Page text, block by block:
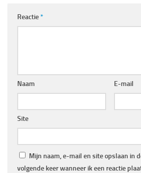
Reactie*
Naam E-mail
Site
Mijn naam, e-mail en site opslaan in
volgende keer wanneer ik een reactie